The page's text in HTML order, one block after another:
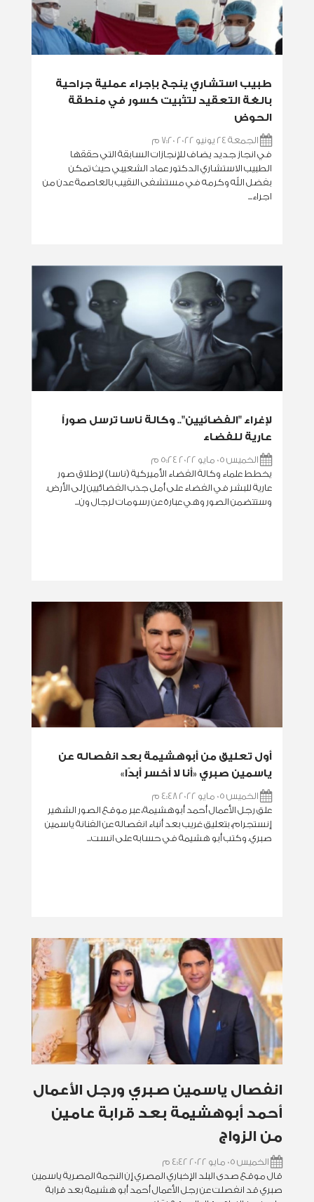
طبيب استشاري ينجح بإجراء عملية جراحية
بالغة التعقيد لتثبيت كسور في منطقة
الحوض
الجمعة 24 يونيو 2022 7:20 م
في انجاز جديد يضاف للإنجازات السابقة التي حققها
الطبيب الاستشاري الدكتور عماد الشعيبي حيث تمكن
بفضل الله وكرمه في مستشفى النقيب بالعاصمة عدن من
اجراء...
لإغراء "الفضائيين".. وكالة ناسا ترسل صوراً
عارية للفضاء
الخميس 05 مايو 2022 5:24 م
يخطط علماء وكالة الفضاء الأميركية (ناسا) لإطلاق صور
عارية للبشر في الفضاء على أمل جذب الفضائيين إلى الأرض.
وستتضمن الصور وهي عبارة عن رسومات لرجال ون...
أول تعليق من أبوهشيمة بعد انفصاله عن
ياسمين صبري «أنا لا أخسر أبدًا»
الخميس 05 مايو 2022 4:48 م
علق رجل الأعمال أحمد أبوهشيمة، عبر موقع الصور الشهير
إنستجرام، بتعليق غريب بعد أنباء انفصاله عن الفنانة ياسمين
صبري. وكتب أبو هشيمة في حسابه على انست...
انفصال ياسمين صبري ورجل الأعمال
أحمد أبوهشيمة بعد قرابة عامين
من الزواج
الخميس 05 مايو 2022 4:42 م
قال موقع صدى البلد الإخباري المصري إن النجمة المصرية ياسمين
صبري قد انفصلت عن رجل الأعمال أحمد أبو هشيمة بعد قرابة